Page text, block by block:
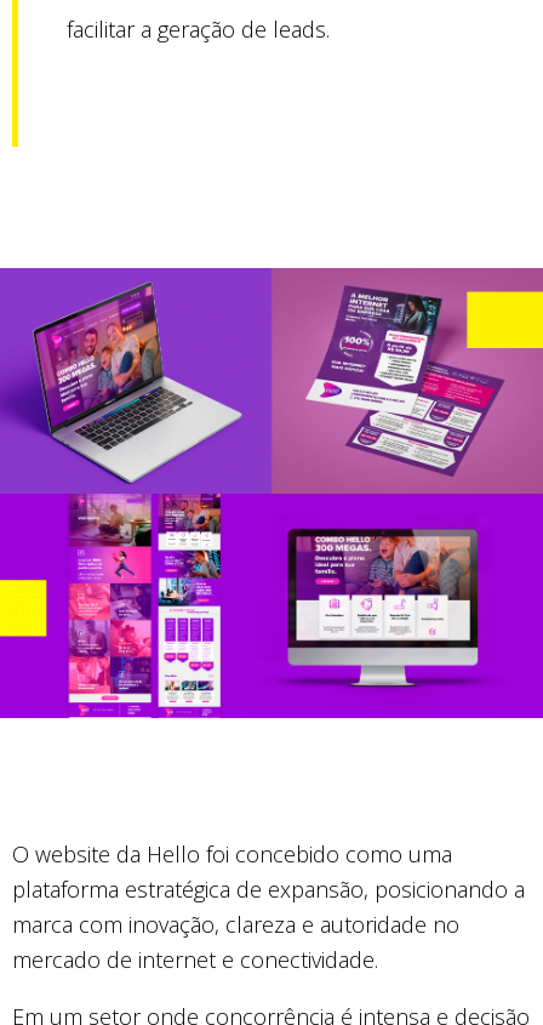
facilitar a geração de leads.
O website da Hello foi concebido como uma
plataforma estratégica de expansão, posicionando a
marca com inovação, clareza e autoridade no
mercado de internet e conectividade.
Em um setor onde concorrência é intensa e decisão